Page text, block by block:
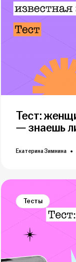
Тест:
— знаешь
Екатерина Зимнина
Тесты